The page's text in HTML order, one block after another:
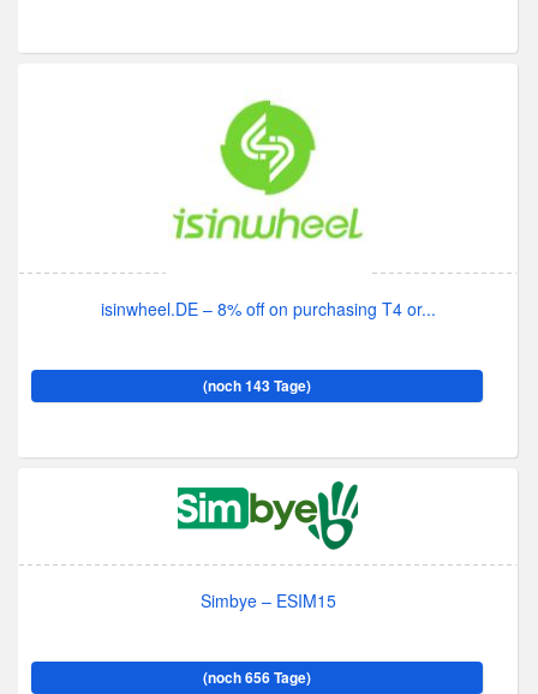
isinwheel.DE – 8% off on purchasing T4 or...
(noch 143 Tage)
Simbye – ESIM15
(noch 656 Tage)